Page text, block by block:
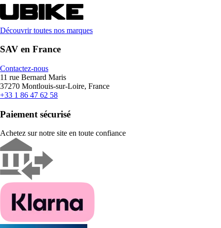
Découvrir toutes nos marques
SAV en France
Contactez-nous
11 rue Bernard Maris
37270 Montlouis-sur-Loire, France
+33 1 86 47 62 58
Paiement sécurisé
Achetez sur notre site en toute confiance